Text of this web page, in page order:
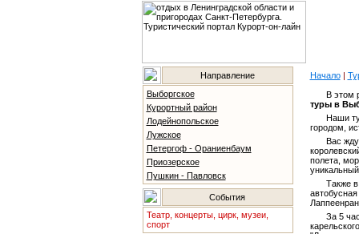
Направление
Выборгское
Курортный район
Лодейнопольское
Лужское
Петергоф - Ораниенбаум
Приозерское
Пушкин - Павловск
События
Театр, концерты, цирк, музеи,
спорт
Начало|
В этом
туры в
Наши
городом,
Вас
полета,
Также
За 5